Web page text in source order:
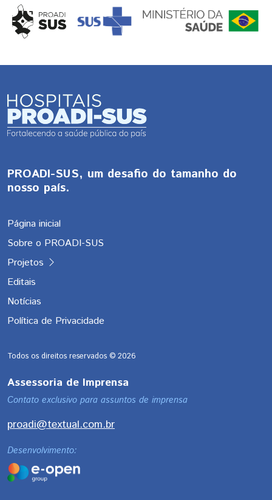
PROADI-SUS, um desafio do tamanho do
nosso país.
Página inicial
Sobre o PROADI-SUS
Projetos
Editais
Notícias
Política de Privacidade
Todos os direitos reservados © 2026
Assessoria de Imprensa
Contato exclusivo para assuntos de imprensa
proadi@textual.com.br
Desenvolvimento: